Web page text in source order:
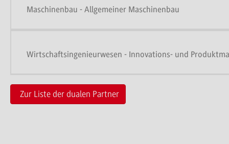
Maschinenbau - Allgemeiner Maschinenbau
Wirtschaftsingenieurwesen - Innovations- und
Zur Liste der dualen Partner